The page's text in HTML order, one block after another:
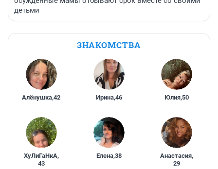
детьми
ЗНАКОМСТВА
Алёнушка,42 Ирина,46 Юлия,50
ХуЛиГаНкА,
43
Елена,38 Анастасия,
29